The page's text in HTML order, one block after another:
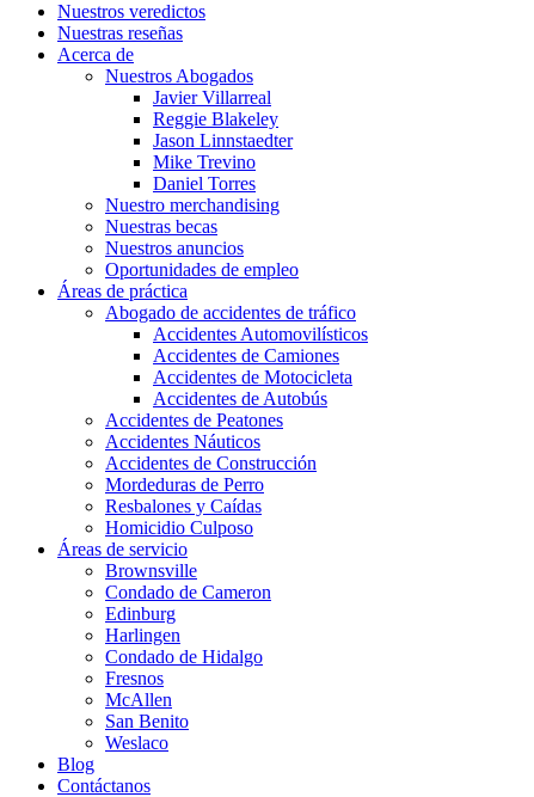
Nuestros veredictos
Nuestras reseñas
Acerca de
Nuestros Abogados
Javier Villarreal
Reggie Blakeley
Jason Linnstaedter
Mike Trevino
Daniel Torres
Nuestro merchandising
Nuestras becas
Nuestros anuncios
Oportunidades de empleo
Áreas de práctica
Abogado de accidentes de tráfico
Accidentes Automovilísticos
Accidentes de Camiones
Accidentes de Motocicleta
Accidentes de Autobús
Accidentes de Peatones
Accidentes Náuticos
Accidentes de Construcción
Mordeduras de Perro
Resbalones y Caídas
Homicidio Culposo
Áreas de servicio
Brownsville
Condado de Cameron
Edinburg
Harlingen
Condado de Hidalgo
Fresnos
McAllen
San Benito
Weslaco
Blog
Contáctanos